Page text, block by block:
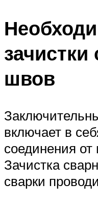
швов
включает в
соединения
Зачистка
сварки